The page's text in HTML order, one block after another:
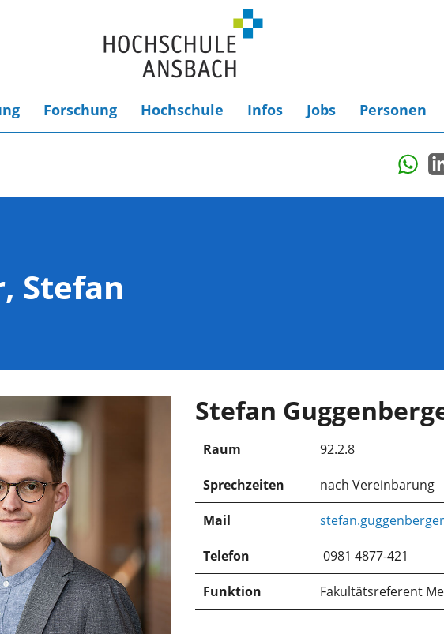
Forschung Hochschule Infos Jobs Personen
Stefan
Stefan
Raum 92.2.8
Sprechzeiten nach Vereinbarung
Mail
Telefon 0981 4877-421
Funktion Fakultätsreferent